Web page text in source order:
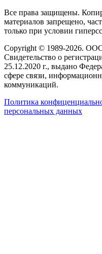
Все права защищены.
материалов запрещено,
только при условии
Copyright © 1989-2026.
Свидетельство о
25.12.2020 г., выдано
сфере связи,
коммуникаций.
Политика
персональных данных